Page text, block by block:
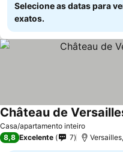
Selecione as datas para
exatos.
Casa/apartamento inteiro
Château de
8,8 Excelente 7